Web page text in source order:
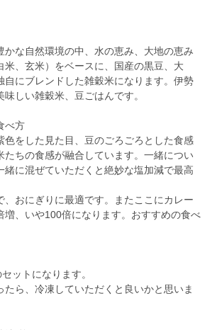
かな自然環境の中、水の恵み、大地の恵み
米、玄米）をベースに、国産の黒豆、大
自にブレンドした雑穀米になります。伊勢
しい雑穀米、豆ごはんです。
べ方
色をした見た目、豆のごろごろとした食感
たちの食感が融合しています。一緒につい
緒に混ぜていただくと絶妙な塩加減で最高
、おにぎりに最適です。またここにカレー
増、いや100倍になります。おすすめの食べ
ットになります。
たら、冷凍していただくと良いかと思いま